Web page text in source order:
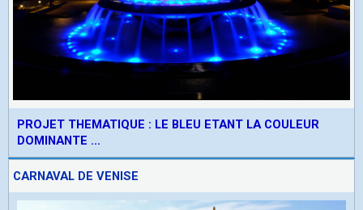
PROJET THEMATIQUE : LE BLEU ETANT LA COULEUR
DOMINANTE ...
CARNAVAL DE VENISE